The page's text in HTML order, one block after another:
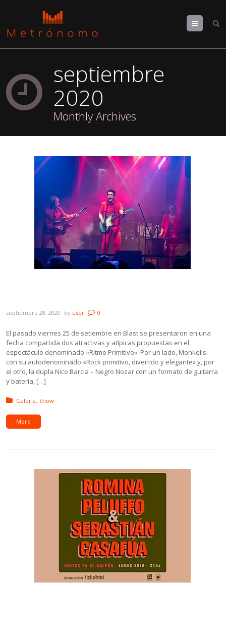
Menu
septiembre
2020
Monthly Archives
septiembre 28, 2020 by user 0
El pasado viernes 25 de setiembre en Blast se presentaron en una
fecha compartida dos atractivas y atípicas propuestas en el
espectáculo denominado «Ritmo Primitivo». Por un lado, Monkelis
con su autodenominado «Rock primitivo, divertido y elegante» y, por
el otro, la dupla Nico Barcia – Negro Nozar con un formato de guitarra
y batería, […]
Posted in:
Galería Show
More